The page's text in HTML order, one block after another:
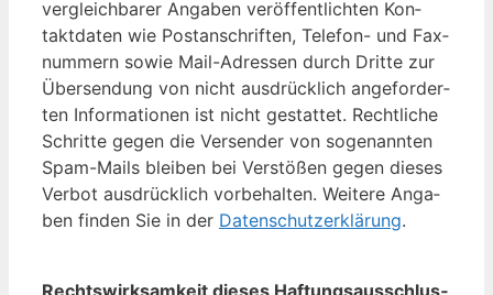
ver­gleich­ba­rer An­ga­ben ver­öf­fent­lich­ten Kon­
takt­da­ten wie Post­an­schrif­ten, Te­le­fon- und Fax­
num­mern so­wie Mail-Adres­sen durch Drit­te zur
Über­sen­dung von nicht aus­drück­lich an­ge­for­der­
ten In­for­ma­tio­nen ist nicht ge­stat­tet. Recht­li­che
Schrit­te ge­gen die Ver­sen­der von so­ge­nann­ten
Spam-Mails blei­ben bei Ver­stö­ßen ge­gen die­ses
Ver­bot aus­drück­lich vor­be­hal­ten. Wei­te­re An­ga­
ben fin­den Sie in der Da­ten­schutz­er­klä­rung.
Rechts­wirk­sam­keit die­ses Haf­tungs­aus­schlus­